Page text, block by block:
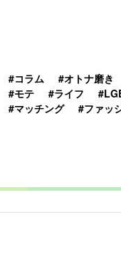
#コラム #オトナ磨き
#モテ
#ライフ
#マッチング
#ファッ